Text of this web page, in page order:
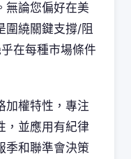
無論您偏好在美
圍繞關鍵支撐/阻
在每種市場條件
加權特性，專注
，並應用有紀律
和聯準會決策